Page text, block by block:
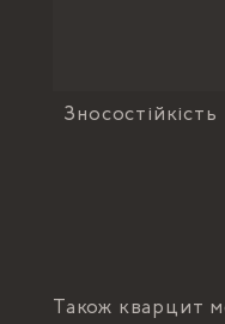
Зносостійкість
Також кварцит